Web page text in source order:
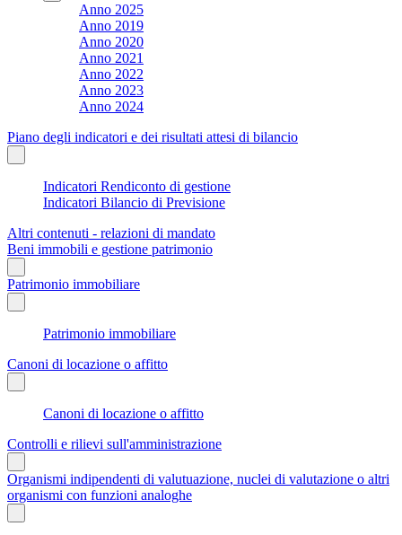
Anno 2025
Anno 2019
Anno 2020
Anno 2021
Anno 2022
Anno 2023
Anno 2024
Piano degli indicatori e dei risultati attesi di bilancio
Indicatori Rendiconto di gestione
Indicatori Bilancio di Previsione
Altri contenuti - relazioni di mandato
Beni immobili e gestione patrimonio
Patrimonio immobiliare
Patrimonio immobiliare
Canoni di locazione o affitto
Canoni di locazione o affitto
Controlli e rilievi sull'amministrazione
Organismi indipendenti di valutuazione, nuclei di valutazione o altri
organismi con funzioni analoghe